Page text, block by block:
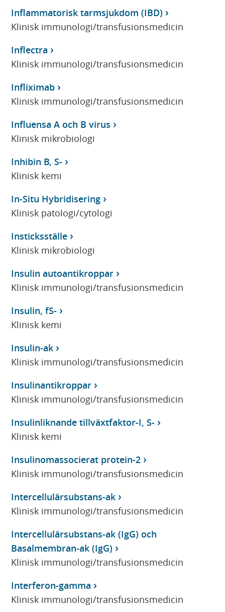
Inflammatorisk tarmsjukdom (IBD)
Klinisk immunologi/transfusionsmedicin
Inflectra
Klinisk immunologi/transfusionsmedicin
Infliximab
Klinisk immunologi/transfusionsmedicin
Influensa A och B virus
Klinisk mikrobiologi
Inhibin B, S-
Klinisk kemi
In-Situ Hybridisering
Klinisk patologi/cytologi
Insticksställe
Klinisk mikrobiologi
Insulin autoantikroppar
Klinisk immunologi/transfusionsmedicin
Insulin, fS-
Klinisk kemi
Insulin-ak
Klinisk immunologi/transfusionsmedicin
Insulinantikroppar
Klinisk immunologi/transfusionsmedicin
Insulinliknande tillväxtfaktor-I, S-
Klinisk kemi
Insulinomassocierat protein-2
Klinisk immunologi/transfusionsmedicin
Intercellulärsubstans-ak
Klinisk immunologi/transfusionsmedicin
Intercellulärsubstans-ak (IgG) och
Basalmembran-ak (IgG)
Klinisk immunologi/transfusionsmedicin
Interferon-gamma
Klinisk immunologi/transfusionsmedicin